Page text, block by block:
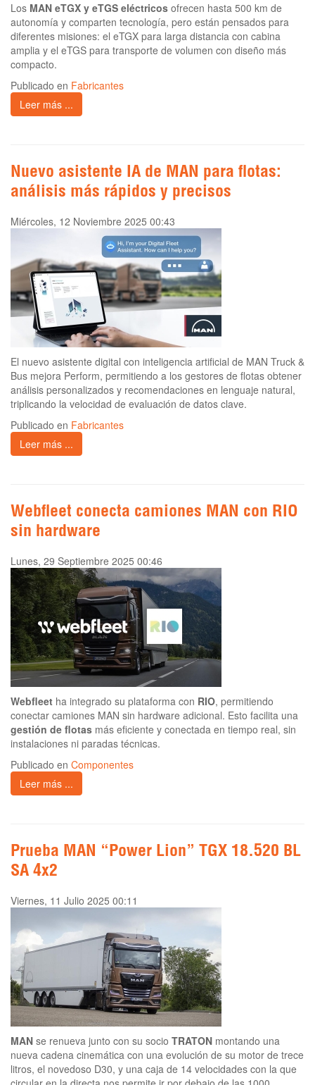
Los MAN eTGX y eTGS eléctricos ofrecen hasta 500 km de
autonomía y comparten tecnología, pero están pensados para
diferentes misiones: el eTGX para larga distancia con cabina
amplia y el eTGS para transporte de volumen con diseño más
compacto.
Publicado en Fabricantes
Leer más ...
Nuevo asistente IA de MAN para flotas:
análisis más rápidos y precisos
Miércoles, 12 Noviembre 2025 00:43
El nuevo asistente digital con inteligencia artificial de MAN Truck &
Bus mejora Perform, permitiendo a los gestores de flotas obtener
análisis personalizados y recomendaciones en lenguaje natural,
triplicando la velocidad de evaluación de datos clave.
Publicado en Fabricantes
Leer más ...
Webfleet conecta camiones MAN con RIO
sin hardware
Lunes, 29 Septiembre 2025 00:46
Webfleet ha integrado su plataforma con RIO, permitiendo
conectar camiones MAN sin hardware adicional. Esto facilita una
gestión de flotas más eficiente y conectada en tiempo real, sin
instalaciones ni paradas técnicas.
Publicado en Componentes
Leer más ...
Prueba MAN “Power Lion” TGX 18.520 BL
SA 4x2
Viernes, 11 Julio 2025 00:11
MAN se renueva junto con su socio TRATON montando una
nueva cadena cinemática con una evolución de su motor de trece
litros, el novedoso D30, y una caja de 14 velocidades con la que